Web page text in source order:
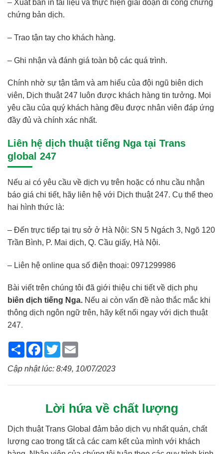
– Xuất bản in tài liệu và thực hiện giai đoạn đi công chứng
chứng bản dịch.
– Trao tận tay cho khách hàng.
– Ghi nhận và đánh giá toàn bộ các quá trình.
Chính nhờ sự tận tâm và am hiểu của đội ngũ biên dịch
viên, Dịch thuật 247 luôn được khách hàng tin tưởng. Mọi
yêu cầu của quý khách hàng đều được nhân viên đáp ứng
đầy đủ và chính xác nhất.
Liên hệ dịch thuật tiếng Nga tại Trans
global 247
Nếu ai có yêu cầu về dịch vụ trên hoặc có nhu cầu nhận
báo giá chi tiết, hãy liên hệ với Dịch thuật 247. Cụ thể theo
hai hình thức là:
– Đến trực tiếp tại trụ sở ở Hà Nội: SN 5 Ngách 3, Ngõ 120
Trần Bình, P. Mai dịch, Q. Cầu giấy, Hà Nội.
– Liên hệ online qua số điện thoại: 0971299986
Bài viết trên chúng tôi đã giới thiệu chi tiết về dịch phụ
biên dịch tiếng Nga. Nếu ai còn vấn đề nào thắc mắc khi
thông dịch ngôn ngữ trên, hãy kết nối ngay với dịch thuật
247.
ShareFacebook
Twitter
Cập nhật lúc: 8:49, 10/07/2023
Lời hứa về chất lượng
Dịch thuật Trans Global đảm bảo dịch vụ nhất quán, chất
lượng cao trong tất cả các cam kết của mình với khách